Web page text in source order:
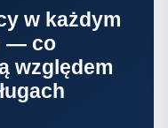
w każdym
— co
względem